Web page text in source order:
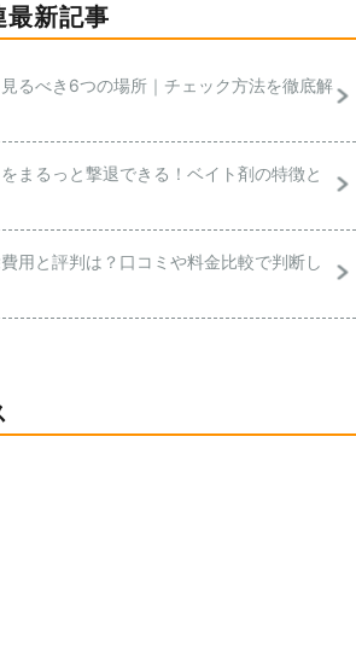
最新記事
るべき6つの場所｜チェック方法を徹底解
まるっと撃退できる！ベイト剤の特徴と
用と評判は？口コミや料金比較で判断し